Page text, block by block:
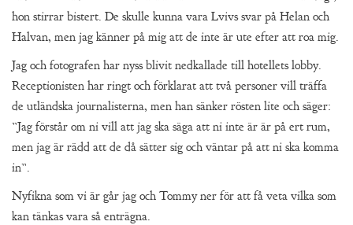
hon stirrar bistert. De skulle kunna vara Lvivs svar på Helan och
Halvan, men jag känner på mig att de inte är ute efter att roa mig.
Jag och fotografen har nyss blivit nedkallade till hotellets lobby.
Receptionisten har ringt och förklarat att två personer vill träffa
de utländska journalisterna, men han sänker rösten lite och säger:
”Jag förstår om ni vill att jag ska säga att ni inte är är på ert rum,
men jag är rädd att de då sätter sig och väntar på att ni ska komma
in”.
Nyfikna som vi är går jag och Tommy ner för att få veta vilka som
kan tänkas vara så enträgna.